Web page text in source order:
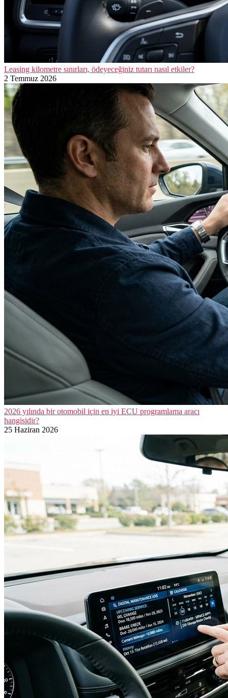
Leasing kilometre sınırları, ödeyeceğiniz tutarı nasıl etkiler?
2 Temmuz 2026
2026 yılında bir otomobil için en iyi ECU programlama aracı
hangisidir?
25 Haziran 2026